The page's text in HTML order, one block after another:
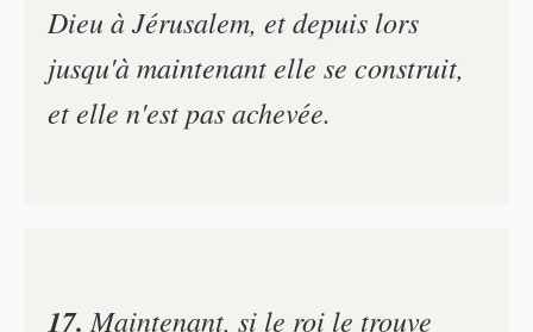
Dieu à Jérusalem, et depuis lors
jusqu'à maintenant elle se construit,
et elle n'est pas achevée.
17. Maintenant, si le roi le trouve